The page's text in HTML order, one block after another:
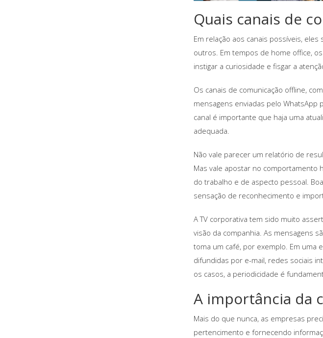
Quais canais de
Em relação aos canais possíveis,
outros. Em tempos de home office,
instigar a curiosidade e fisgar a
Os canais de comunicação offline,
mensagens enviadas pelo
canal é importante que haja uma
adequada.
Não vale parecer um relatório de
Mas vale apostar no comportamento
do trabalho e de aspecto pessoal.
sensação de reconhecimento e
A TV corporativa tem sido muito
visão da companhia. As mensagens
toma um café, por exemplo. Em
difundidas por e-mail, redes sociais
os casos, a periodicidade é
A importância da
Mais do que nunca, as empresas
pertencimento e fornecendo